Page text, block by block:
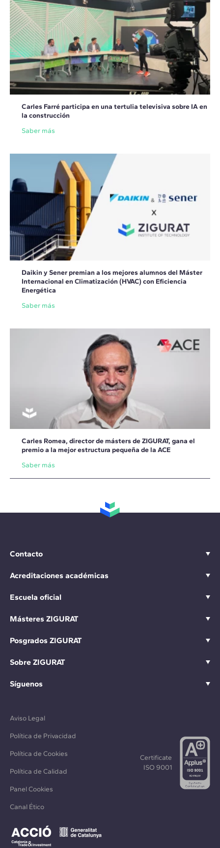
Carles Farré participa en una tertulia televisiva sobre IA en
la construcción
Saber más
Daikin y Sener premian a los mejores alumnos del Máster
Internacional en Climatización (HVAC) con Eficiencia
Energética
Saber más
Carles Romea, director de másters de ZIGURAT, gana el
premio a la mejor estructura pequeña de la ACE
Saber más
Contacto
Acreditaciones académicas
Escuela oficial
Másteres ZIGURAT
Posgrados ZIGURAT
Sobre ZIGURAT
Síguenos
Aviso Legal
Política de Privacidad
Política de Cookies
Política de Calidad
Panel Cookies
Canal Ético
Certificate
ISO 9001